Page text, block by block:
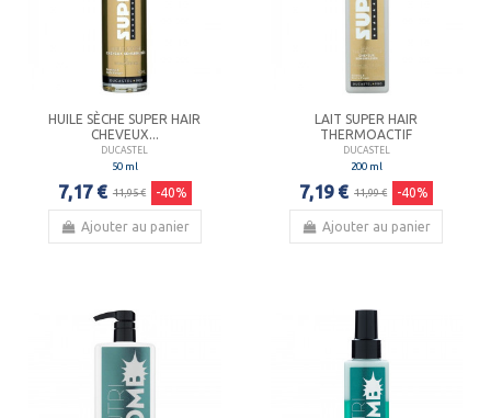
HUILE SÈCHE SUPER HAIR
CHEVEUX...
DUCASTEL
50 ml
7,17 € 11,95 € -40%
Ajouter au panier
LAIT SUPER HAIR
THERMOACTIF
DUCASTEL
200 ml
7,19 € 11,99 € -40%
Ajouter au panier